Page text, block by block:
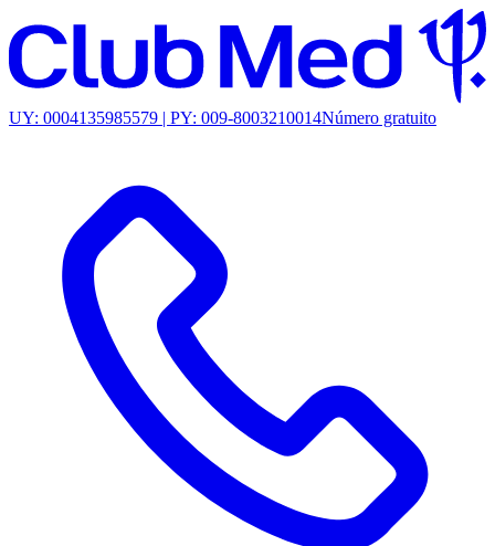
UY: 0004135985579 | PY: 009-8003210014Número gratuito